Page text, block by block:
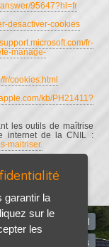
95647?hl=fr
desactiver-cookies
fr-
manage-
cookies.html
kb/PH21411?
les outils de maîtrise
internet de la CNIL :
maitriser.
Accueil
Mentions légales
garantir la
sur le
les